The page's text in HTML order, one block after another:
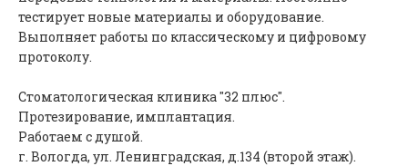
тестирует новые материалы и оборудование.
Выполняет работы по классическому и цифровому
протоколу.
Стоматологическая клиника "32 плюс".
Протезирование, имплантация.
Работаем с душой.
г. Вологда, ул. Ленинградская, д.134 (второй этаж).